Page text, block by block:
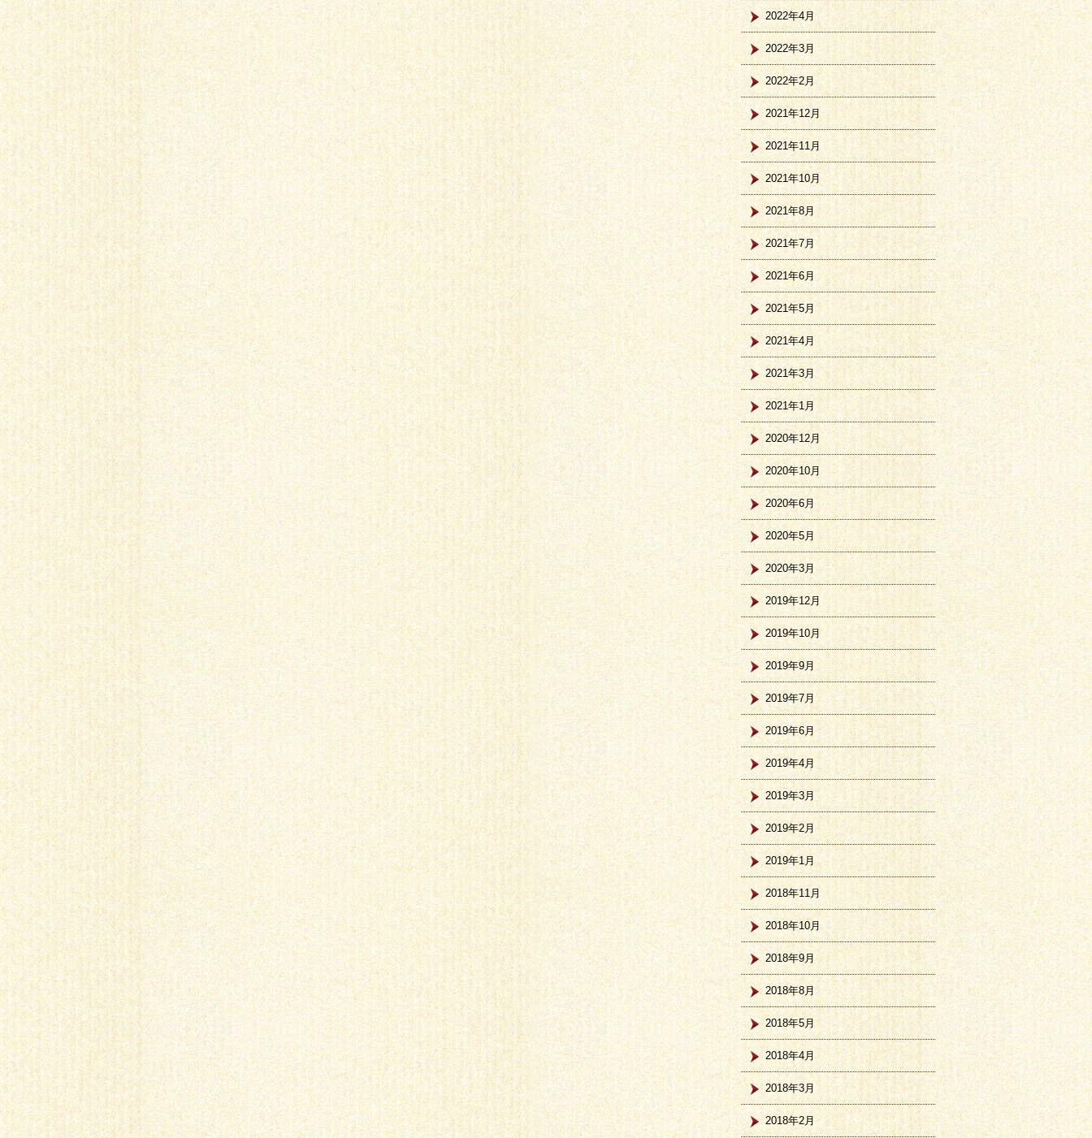
2022年4月
2022年3月
2022年2月
2021年12月
2021年11月
2021年10月
2021年8月
2021年7月
2021年6月
2021年5月
2021年4月
2021年3月
2021年1月
2020年12月
2020年10月
2020年6月
2020年5月
2020年3月
2019年12月
2019年10月
2019年9月
2019年7月
2019年6月
2019年4月
2019年3月
2019年2月
2019年1月
2018年11月
2018年10月
2018年9月
2018年8月
2018年5月
2018年4月
2018年3月
2018年2月